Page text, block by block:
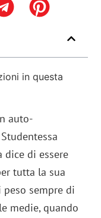
in questa
auto-
dice di essere
tutta la sua
sempre di
medie, quando